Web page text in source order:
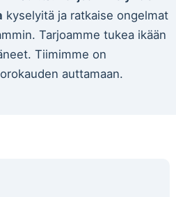
kyselyitä ja ratkaise ongelmat
Tarjoamme tukea ikään
Tiimimme on
auttamaan.